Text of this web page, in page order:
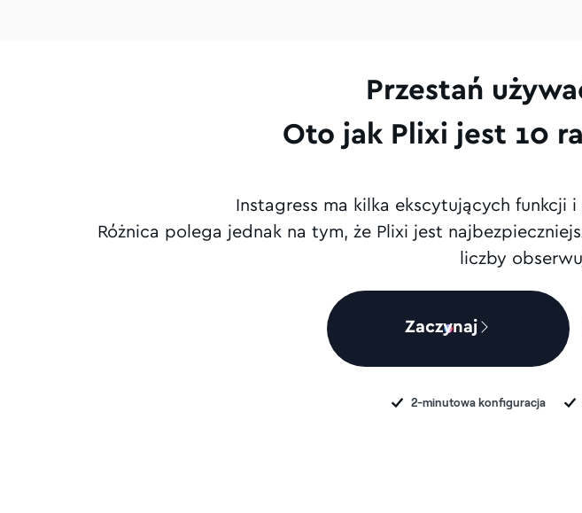
Przestań
Oto jak Plixi jest 10
Instagress ma kilka ekscytujących
Różnica polega jednak na tym, że Plixi jest
liczby
Zaczynaj
2-minutowa konfiguracja